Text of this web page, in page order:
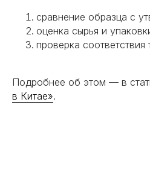
сравнение образца с
оценка сырья и
проверка
Подробнее об этом — в
в Китае».